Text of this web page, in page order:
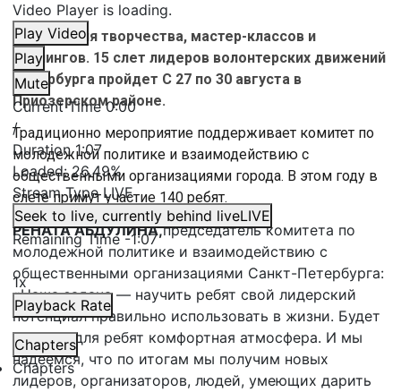
Video Player is loading.
Play Video
Play
Mute
Current Time0:00
/
Duration1:07
Loaded:26.49%
Stream TypeLIVE
Seek to live, currently behind liveLIVE
Remaining Time-1:07
1x
Playback Rate
Chapters
Chapters
Четыре дня творчества, мастер-классов и
тренингов. 15 слет лидеров волонтерских движений
Петербурга пройдет С 27 по 30 августа в
Приозерском районе.
Традиционно мероприятие поддерживает комитет по
молодежной политике и взаимодействию с
общественными организациями города. В этом году в
слете примут участие 140 ребят.
РЕНАТА АБДУЛИНА,председатель комитета по
молодежной политике и взаимодействию с
общественными организациями Санкт-Петербурга:
«Наша задача — научить ребят свой лидерский
потенциал правильно использовать в жизни. Будет
создана для ребят комфортная атмосфера. И мы
надеемся, что по итогам мы получим новых
лидеров, организаторов, людей, умеющих дарить